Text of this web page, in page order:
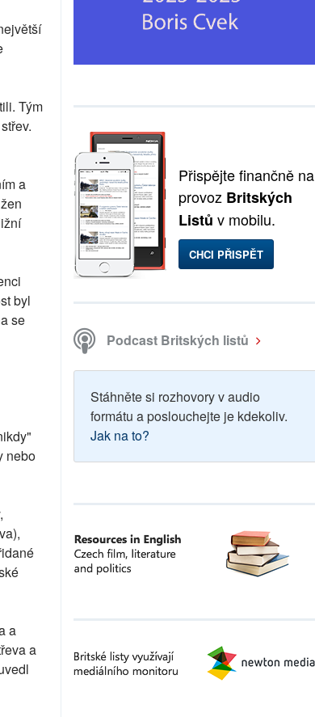
Tým
a
byl
se
nebo
a
a
Přispějte finančně na
provoz Britských
Listů v mobilu.
CHCI PŘISPĚT
Podcast Britských listů
Stáhněte si rozhovory v audio
formátu a poslouchejte je kdekoliv.
Jak na to?